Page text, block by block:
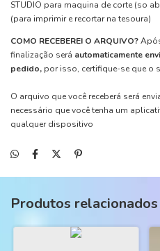
STUDIO para maquina de corte (so
(para imprimir e recortar na tesoura)
COMO RECEBEREI O ARQUIVO?
finalização será automaticamente
pedido, por isso, certifique-se que o
O arquivo que você receberá será
necessário que você tenha um
qualquer dispositivo
Produtos relacionados